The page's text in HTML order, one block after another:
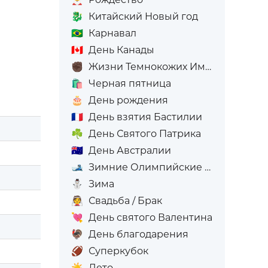
🐉
Китайский Новый год
🇧🇷 Карнавал
🇨🇦 День Канады
✊🏿 Жизни Темнокожих Имеют Значение
🛍️
Черная пятница
🎂
День рождения
🇫🇷 День взятия Бастилии
☘️ День Святого Патрика
🇦🇺 День Австралии
🎿 Зимние Олимпийские игры
⛄
Зима
👰 Свадьба / Брак
💘 День святого Валентина
🦃 День благодарения
🏈 Суперкубок